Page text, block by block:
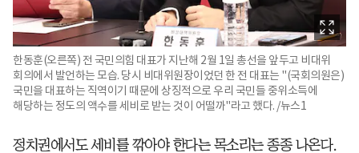
한동훈(오른쪽) 전 국민의힘 대표가 지난해 2월 1일 총선을 앞두고 비대위
회의에서 발언하는 모습. 당시 비대위원장이었던 한 전 대표는 "(국회의원은)
국민을 대표하는 직역이기 때문에 상징적으로 우리 국민들 중위소득에
해당하는 정도의 액수를 세비로 받는 것이 어떨까"라고 했다. /뉴스1
정치권에서도 세비를 깎아야 한다는 목소리는 종종 나온다.